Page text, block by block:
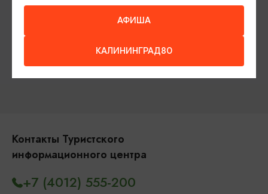
Рестораны
Гостиницы
Как доехать
Компас Балтийской кухни
Настоящий Калининградец
Музеи
Контакты Туристского
информационного центра
+7 (4012) 555-200
АФИША
КАЛИНИНГРАД80